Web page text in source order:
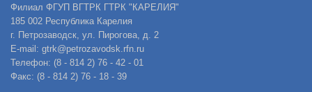
Филиал ФГУП ВГТРК ГТРК "КАРЕЛИЯ"
185 002 Республика Карелия
г. Петрозаводск, ул. Пирогова, д. 2
E-mail: gtrk@petrozavodsk.rfn.ru
Телефон: (8 - 814 2) 76 - 42 - 01
Факс: (8 - 814 2) 76 - 18 - 39